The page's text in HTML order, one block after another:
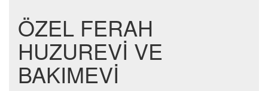
ÖZEL FERAH
HUZUREVİ VE
BAKIMEVİ